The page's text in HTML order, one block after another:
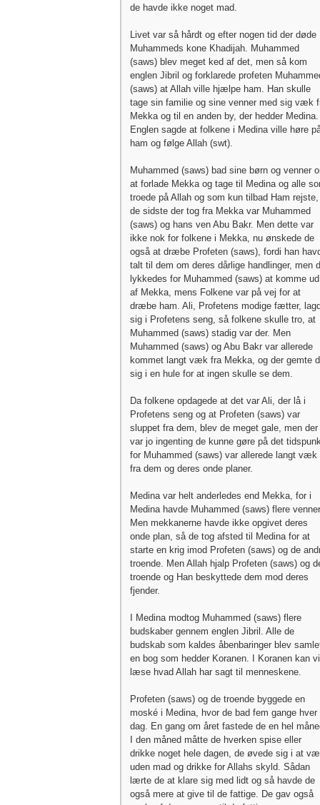
de havde ikke noget mad.
Livet var så hårdt og efter nogen tid der døde
Muhammeds kone Khadijah. Muhammed
(saws) blev meget ked af det, men så kom
englen Jibril og forklarede profeten
(saws) at Allah ville hjælpe ham. Han skulle
tage sin familie og sine venner med sig væk
Mekka og til en anden by, der hedder Medina.
Englen sagde at folkene i Medina ville høre
ham og følge Allah (swt).
Muhammed (saws) bad sine børn og venner
at forlade Mekka og tage til Medina og alle
troede på Allah og som kun tilbad Ham rejste,
de sidste der tog fra Mekka var Muhammed
(saws) og hans ven Abu Bakr. Men dette var
ikke nok for folkene i Mekka, nu ønskede de
også at dræbe Profeten (saws), fordi han
talt til dem om deres dårlige handlinger, men
lykkedes for Muhammed (saws) at komme ud
af Mekka, mens Folkene var på vej for at
dræbe ham. Ali, Profetens modige fætter,
sig i Profetens seng, så folkene skulle tro, at
Muhammed (saws) stadig var der. Men
Muhammed (saws) og Abu Bakr var allerede
kommet langt væk fra Mekka, og der gemte
sig i en hule for at ingen skulle se dem.
Da folkene opdagede at det var Ali, der lå i
Profetens seng og at Profeten (saws) var
sluppet fra dem, blev de meget gale, men der
var jo ingenting de kunne gøre på det
for Muhammed (saws) var allerede langt væk
fra dem og deres onde planer.
Medina var helt anderledes end Mekka, for i
Medina havde Muhammed (saws) flere
Men mekkanerne havde ikke opgivet deres
onde plan, så de tog afsted til Medina for at
starte en krig imod Profeten (saws) og de
troende. Men Allah hjalp Profeten (saws) og
troende og Han beskyttede dem mod deres
fjender.
I Medina modtog Muhammed (saws) flere
budskaber gennem englen Jibril. Alle de
budskab som kaldes åbenbaringer blev
en bog som hedder Koranen. I Koranen kan vi
læse hvad Allah har sagt til menneskene.
Profeten (saws) og de troende byggede en
moské i Medina, hvor de bad fem gange hver
dag. En gang om året fastede de en hel
I den måned måtte de hverken spise eller
drikke noget hele dagen, de øvede sig i at
uden mad og drikke for Allahs skyld. Sådan
lærte de at klare sig med lidt og så havde de
også mere at give til de fattige. De gav også